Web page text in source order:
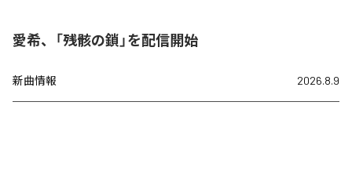
愛希、「残骸の鎖」を配信開始
新曲情報 2026.8.9